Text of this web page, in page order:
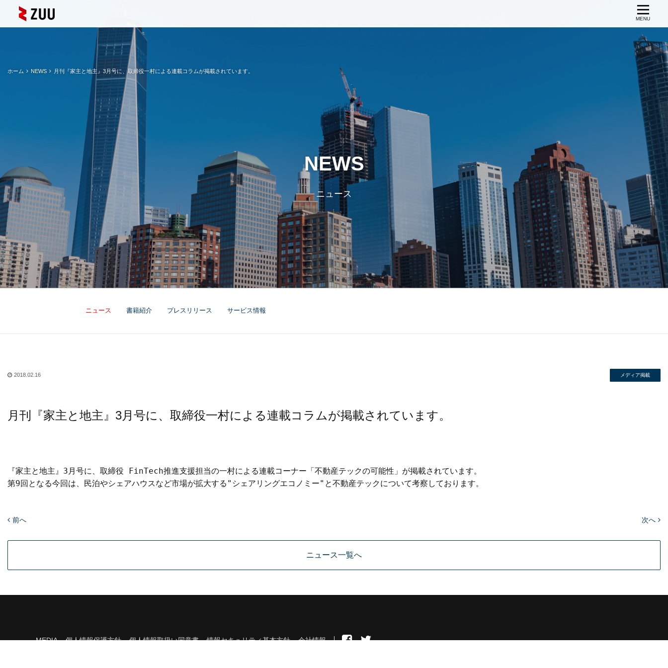
ホーム NEWS 月刊『家主と地主』3月号に、取締役一村による連載コラムが掲載されています。
NEWS
ニュース
ニュース 書籍紹介 プレスリリース サービス情報
2018.02.16 メディア掲載
月刊『家主と地主』3月号に、取締役一村による連載コラムが掲載されています。
『家主と地主』3月号に、取締役 FinTech推進支援担当の一村による連載コーナー「不動産テックの可能性」が掲載されています。
第9回となる今回は、民泊やシェアハウスなど市場が拡大する"シェアリングエコノミー"と不動産テックについて考察しております。
前へ 次へ
ニュース一覧へ
MEDIA 個人情報保護方針 個人情報取扱い同意書 情報セキュリティ基本方針 会社情報